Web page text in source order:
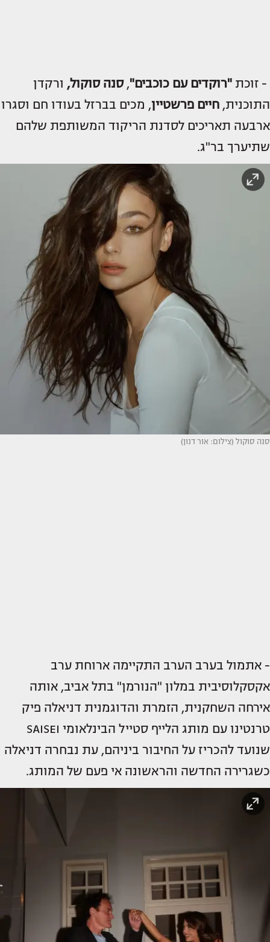
- זוכת "רוקדים עם כוכבים", סנה סוקול, ורקדן
התוכנית, חיים פרשטיין, מכים בברזל בעודו חם וסגרו
ארבעה תאריכים לסדנת הריקוד המשותפת שלהם
שתיערך בר"ג.
סנה סוקול (צילום: אור דנון)
- אתמול בערב הערב התקיימה ארוחת ערב
אקסקלוסיבית במלון "הנורמן" בתל אביב, אותה
אירחה השחקנית, הזמרת והדוגמנית דניאלה פיק
טרנטינו עם מותג הלייף סטייל הבינלאומי SAISEI
שנועד להכריז על החיבור ביניהם, עת נבחרה דניאלה
כשגרירה החדשה והראשונה אי פעם של המותג.